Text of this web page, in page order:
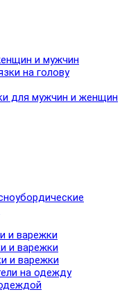
и мужчин
на голову
для мужчин и женщин
и варежки
и варежки
и варежки
на одежду